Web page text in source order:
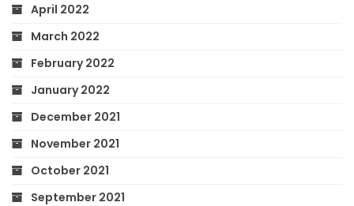
April 2022
March 2022
February 2022
January 2022
December 2021
November 2021
October 2021
September 2021